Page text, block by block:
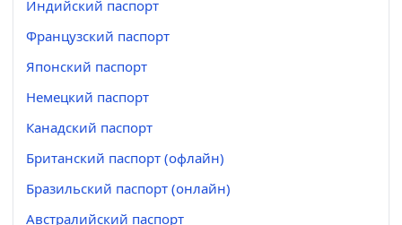
Индийский паспорт
Французский паспорт
Японский паспорт
Немецкий паспорт
Канадский паспорт
Британский паспорт (офлайн)
Бразильский паспорт (онлайн)
Австралийский паспорт